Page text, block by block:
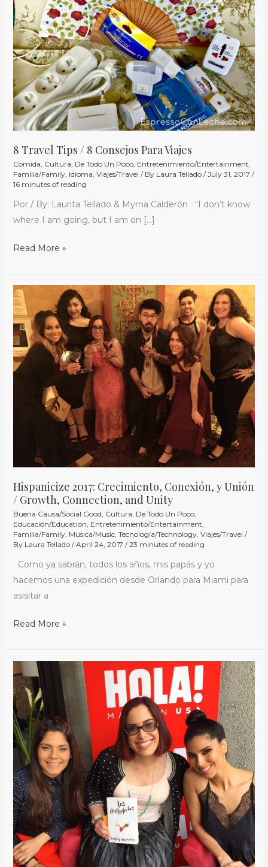
8 Travel Tips / 8 Consejos Para Viajes
Comida Cultura De Todo Un Poco, Entretenimiento/Entertainment
Familia/Family, Idioma Viajes/Travel / By Laura Tellado /July 31, 2017 /
16 minutes of reading
Por / By: Laurita Tellado & Myrna Calderón “I don’t know
where I am going, but I am on […]
/
8
Consejos
Para
Viajes
Read More »
Hispanicize 2017: Crecimiento, Conexión, y Unión
/ Growth, Connection, and Unity
Buena Causa/Social Good Cultura De Todo Un Poco,
Educación/Education Entretenimiento/Entertainment
Familia/Family, Música/Music, Tecnología/Technology, Viajes/Travel /
By Laura Tellado /April 24, 2017 /23 minutes of reading
Como ya sabrán, todos los años, mis papás y yo
hacemos una expedición desde Orlando para Miami para
asisitar a
Hispanicize
2017:
Crecimiento,
Conexión,
y
Unión
Growth,
Connection,
Read More »
#WeAllGrow
2017:
Un
Recap
Visual
/
Visual
Recap